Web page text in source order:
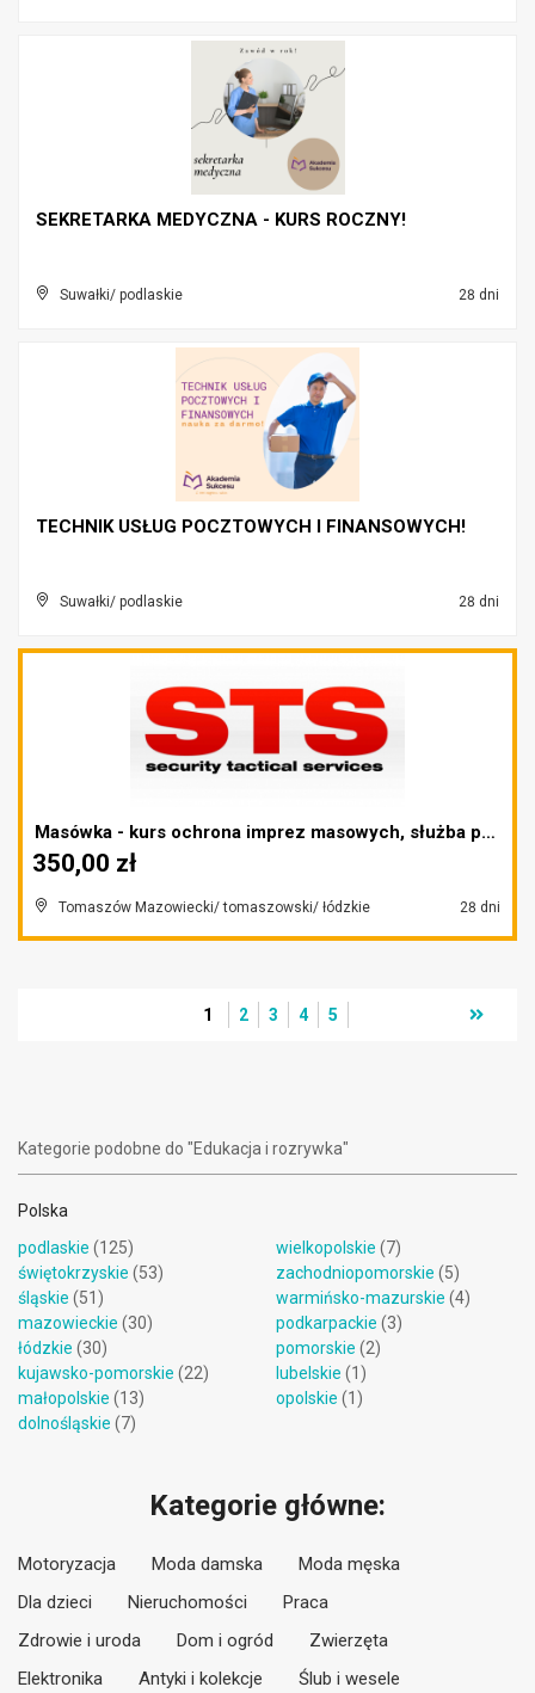
SEKRETARKA MEDYCZNA - KURS ROCZNY!
Suwałki/ podlaskie 28 dni
TECHNIK USŁUG POCZTOWYCH I FINANSOWYCH!
Suwałki/ podlaskie 28 dni
Masówka - kurs ochrona imprez masowych, służba por...
Tomaszów Mazowiecki/ tomaszowski/ łódzkie 28 dni
350,00 zł
1 2 3 4 5
Kategorie podobne do "Edukacja i rozrywka"
Polska
podlaskie (125)
świętokrzyskie (53)
śląskie (51)
mazowieckie (30)
łódzkie (30)
kujawsko-pomorskie (22)
małopolskie (13)
dolnośląskie (7)
wielkopolskie (7)
zachodniopomorskie (5)
warmińsko-mazurskie (4)
podkarpackie (3)
pomorskie (2)
lubelskie (1)
opolskie (1)
Kategorie główne:
Motoryzacja Moda damska
Moda męska
Dla dzieci
Nieruchomości
Praca
Zdrowie i uroda
Dom i ogród
Zwierzęta
Elektronika
Antyki i kolekcje Ślub i wesele